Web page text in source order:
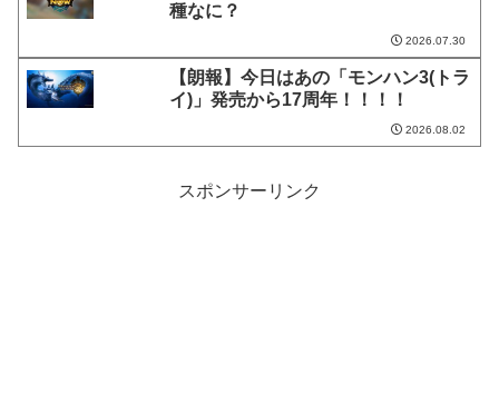
種なに？
2026.07.30
【朗報】今日はあの「モンハン3(トラ
イ)」発売から17周年！！！！
2026.08.02
スポンサーリンク